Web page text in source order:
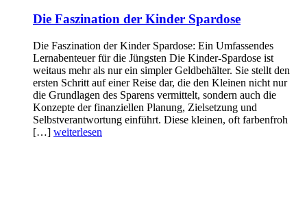
Die Faszination der Kinder Spardose
Die Faszination der Kinder Spardose: Ein Umfassendes
Lernabenteuer für die Jüngsten Die Kinder-Spardose ist
weitaus mehr als nur ein simpler Geldbehälter. Sie stellt den
ersten Schritt auf einer Reise dar, die den Kleinen nicht nur
die Grundlagen des Sparens vermittelt, sondern auch die
Konzepte der finanziellen Planung, Zielsetzung und
Selbstverantwortung einführt. Diese kleinen, oft farbenfroh
[…] weiterlesen